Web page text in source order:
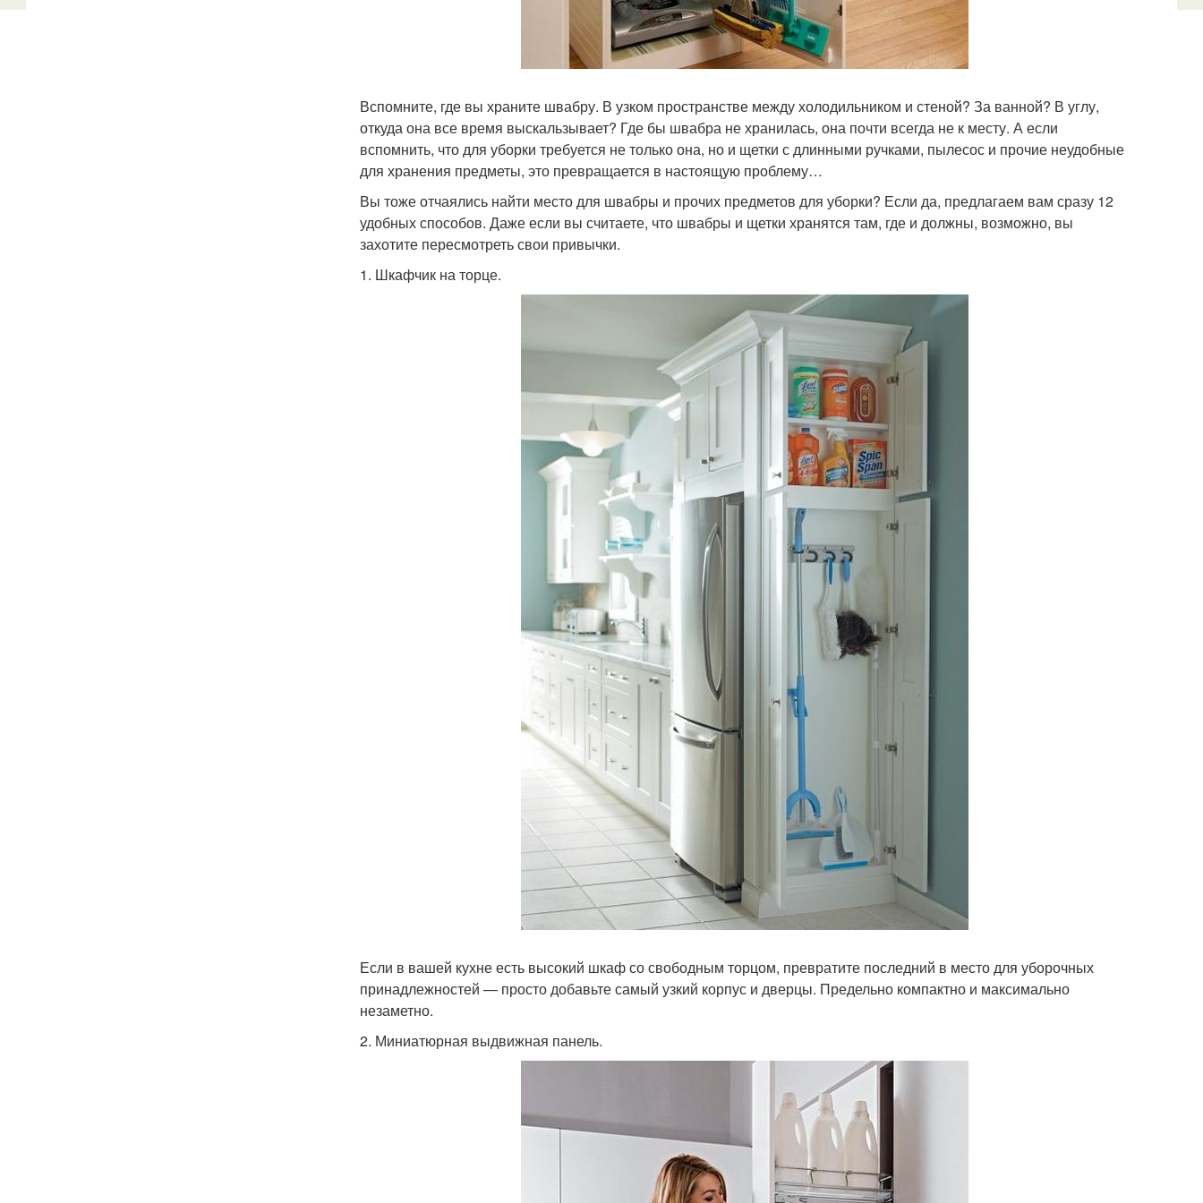
Вспомните, где вы храните швабру. В узком пространстве между холодильником и стеной? За ванной? В углу,
откуда она все время выскальзывает? Где бы швабра не хранилась, она почти всегда не к месту. А если
вспомнить, что для уборки требуется не только она, но и щетки с длинными ручками, пылесос и прочие неудобные
для хранения предметы, это превращается в настоящую проблему…
Вы тоже отчаялись найти место для швабры и прочих предметов для уборки? Если да, предлагаем вам сразу 12
удобных способов. Даже если вы считаете, что швабры и щетки хранятся там, где и должны, возможно, вы
захотите пересмотреть свои привычки.
1. Шкафчик на торце.
Если в вашей кухне есть высокий шкаф со свободным торцом, превратите последний в место для уборочных
принадлежностей — просто добавьте самый узкий корпус и дверцы. Предельно компактно и максимально
незаметно.
2. Миниатюрная выдвижная панель.